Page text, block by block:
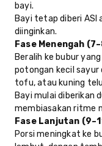
bayi.
Bayi tetap diberi ASI
diinginkan.
Fase Menengah
Beralih ke bubur
potongan kecil
tofu, atau kuning
Bayi mulai diberikan
membiasakan ritme
Fase Lanjutan
Porsi meningkat ke